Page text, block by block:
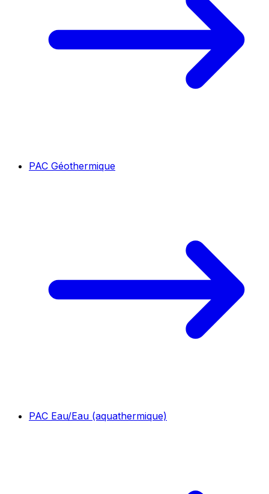
PAC Géothermique
PAC Eau/Eau (aquathermique)